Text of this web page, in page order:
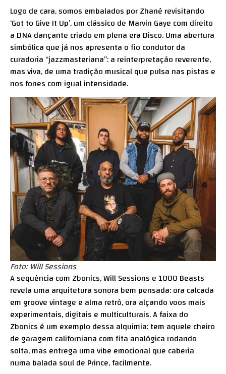
Logo de cara, somos embalados por Zhané revisitando
‘Got to Give It Up’, um clássico de Marvin Gaye com direito
a DNA dançante criado em plena era Disco. Uma abertura
simbólica que já nos apresenta o fio condutor da
curadoria “jazzmasteriana”: a reinterpretação reverente,
mas viva, de uma tradição musical que pulsa nas pistas e
nos fones com igual intensidade.
Foto: Will Sessions
A sequência com Zbonics, Will Sessions e 1000 Beasts
revela uma arquitetura sonora bem pensada: ora calcada
em groove vintage e alma retrô, ora alçando voos mais
experimentais, digitais e multiculturais. A faixa do
Zbonics é um exemplo dessa alquimia: tem aquele cheiro
de garagem californiana com fita analógica rodando
solta, mas entrega uma vibe emocional que caberia
numa balada soul de Prince, facilmente.